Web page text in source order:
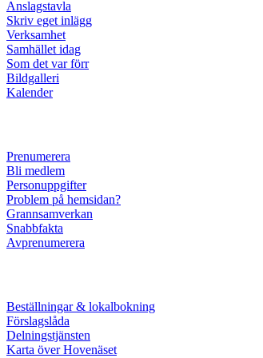
Anslagstavla
Skriv eget inlägg
Verksamhet
Samhället idag
Som det var förr
Bildgalleri
Kalender
Prenumerera
Bli medlem
Personuppgifter
Problem på hemsidan?
Grannsamverkan
Snabbfakta
Avprenumerera
Beställningar & lokalbokning
Förslagslåda
Delningstjänsten
Karta över Hovenäset